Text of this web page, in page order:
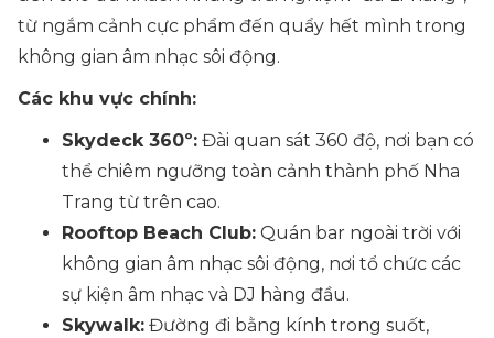
từ ngắm cảnh cực phẩm đến quẩy hết mình trong
không gian âm nhạc sôi động.
Các khu vực chính:
Skydeck 360º: Đài quan sát 360 độ, nơi bạn có
thể chiêm ngưỡng toàn cảnh thành phố Nha
Trang từ trên cao.
Rooftop Beach Club: Quán bar ngoài trời với
không gian âm nhạc sôi động, nơi tổ chức các
sự kiện âm nhạc và DJ hàng đầu.
Skywalk: Đường đi bằng kính trong suốt,